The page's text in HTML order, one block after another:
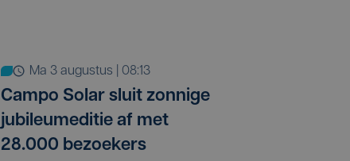
ma 3 augustus | 08:13
Campo Solar sluit zonnige
jubileumeditie af met
28.000 bezoekers